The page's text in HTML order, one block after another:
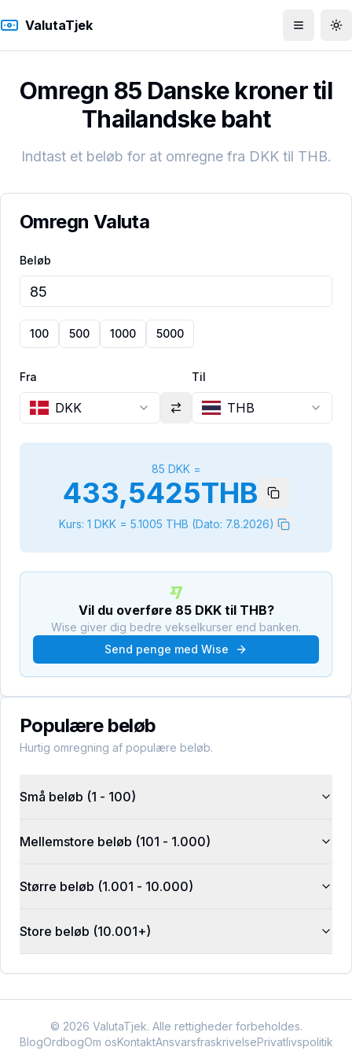
ValutaTjek Åbn menu
Omregn 85 Danske kroner til
Thailandske baht
Indtast et beløb for at omregne fra DKKtil THB.
Omregn Valuta
Beløb
100 500 1000 5000
Fra
DKK
Til
THB
85 DKK=
433,5425THB
Kurs: 1 DKK = 5.1005 THB (Dato: 7.8.2026)
Vil du overføre 85 DKKtil THB?
Wise giver dig bedre vekselkurser end banken.
Send penge med Wise
Populære beløb
Hurtig omregning af populære beløb.
Små beløb (1 - 100)
Mellemstore beløb (101 - 1.000)
Større beløb (1.001 - 10.000)
Store beløb (10.001+)
© 2026 ValutaTjek. Alle rettigheder forbeholdes.
BlogOrdbogOm osKontaktAnsvarsfraskrivelsePrivatlivspolitik